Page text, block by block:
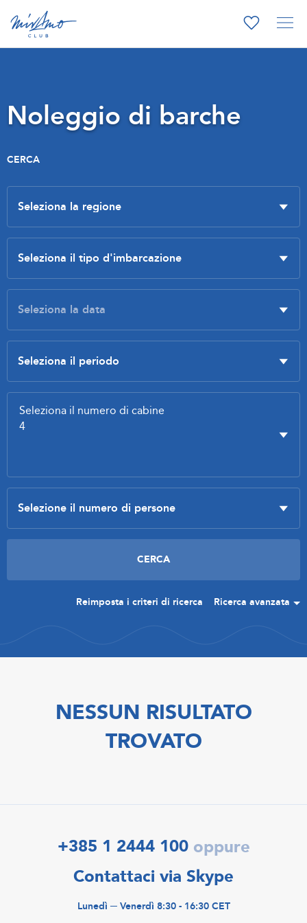
Noleggio di barche
CERCA
Reimposta i criteri di ricerca Ricerca avanzata
NESSUN RISULTATO
TROVATO
+385 1 2444 100 oppure
Contattaci via Skype
Lunedì ─ Venerdì 8:30 - 16:30 CET